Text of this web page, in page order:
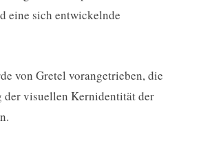
eine sich entwickelnde
von Gretel vorangetrieben, die
der visuellen Kernidentität der